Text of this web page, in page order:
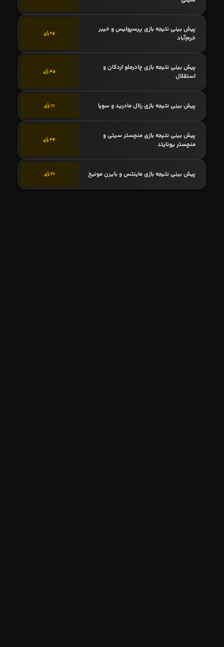
پیش بینی نتیجه بازی پرسپولیس و خیبر
خرم‌آباد
65 رأی
پیش بینی نتیجه بازی چادرملو اردکان و
استقلال
45 رأی
پیش بینی نتیجه بازی رئال مادرید و سویا 17 رأی
پیش بینی نتیجه بازی منچستر سیتی و
منچستر یونایتد
34 رأی
پیش بینی نتیجه بازی ماینتس و بایرن مونیخ 27 رأی